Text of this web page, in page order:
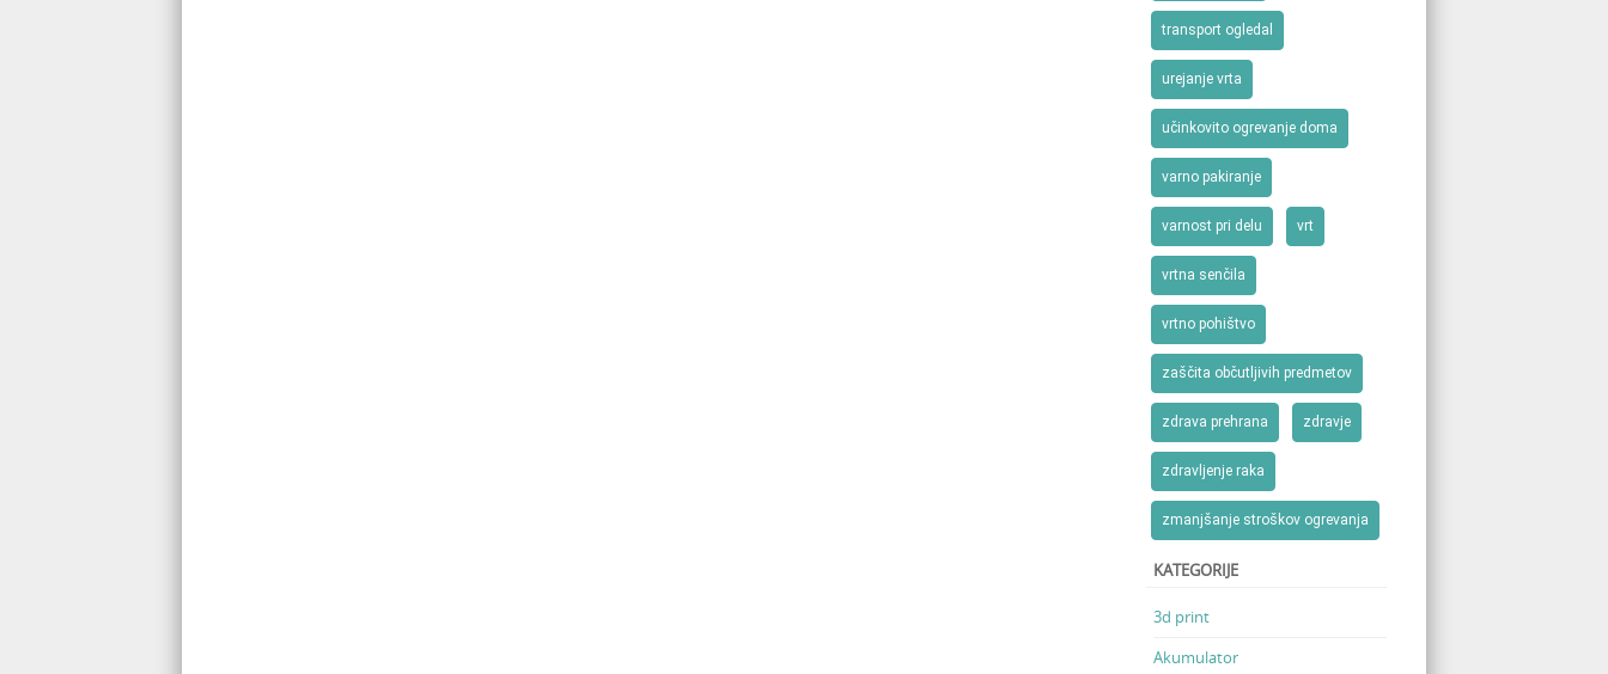
transport ogledal
urejanje vrta
učinkovito ogrevanje doma
varno pakiranje
varnost pri delu vrt
vrtna senčila
vrtno pohištvo
zaščita občutljivih predmetov
zdrava prehrana zdravje
zdravljenje raka
zmanjšanje stroškov ogrevanja
KATEGORIJE
3d print
Akumulator